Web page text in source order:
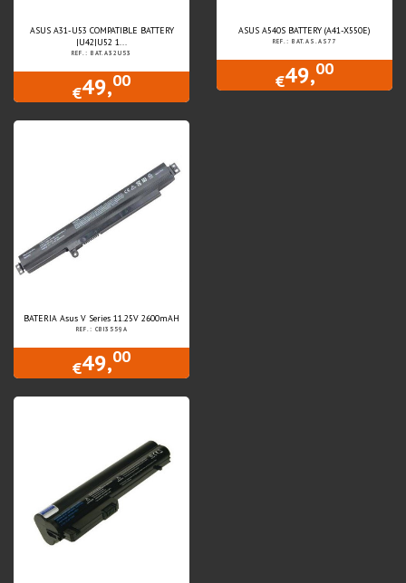
ASUS A31-U53 COMPATIBLE BATTERY
|U42|U52 1...
REF.: BAT.A32U53
€49,00
ASUS A540S BATTERY (A41-X550E)
REF.: BAT.AS.AS77
€49,00
BATERIA Asus V Series 11.25V 2600mAH
REF.: CBI3559A
€49,00